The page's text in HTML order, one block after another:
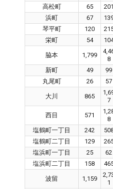
高松町
65 201
浜町
67
琴平町
120
栄町
54
脇本 1,799
8
新町 49 99
丸尾町
26 57
大川 865
7
西目 571
8
塩鶴町一丁目 242
塩鶴町二丁目
129
塩浜町一丁目
25 62
塩浜町二丁目
158
波留 1,159
1